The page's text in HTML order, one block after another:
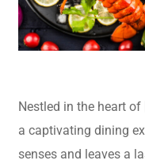
Nestled in the heart
a captivating dining
senses and leaves a